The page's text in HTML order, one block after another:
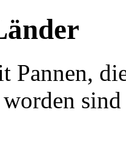
Pannen,
sind